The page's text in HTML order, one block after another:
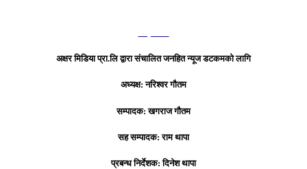
अक्षर मिडिया प्रा.लि द्वारा संचालित जनहित न्यूज डटकमको लागि
अध्यक्ष: नरिश्वर गौतम
सम्पादक: खगराज गौतम
सह सम्पादक: राम थापा
प्रबन्ध निर्देशक: दिनेश थापा